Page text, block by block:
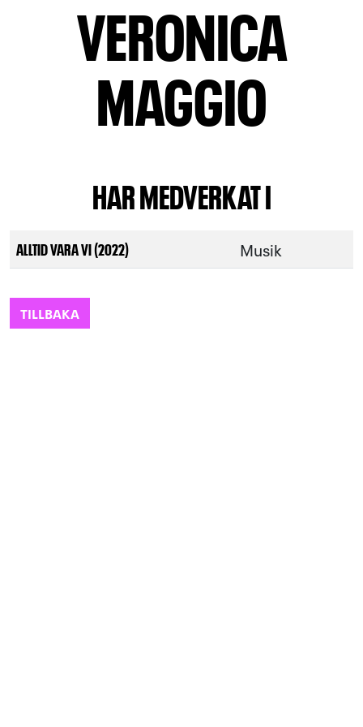
VERONICA
MAGGIO
HAR MEDVERKAT I
ALLTID VARA VI (2022) Musik
TILLBAKA